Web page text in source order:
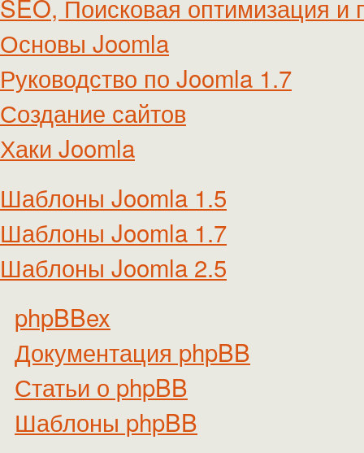
SEO, Поисковая оптимизация и
Основы Joomla
Руководство по Joomla 1.7
Создание сайтов
Хаки Joomla
Шаблоны Joomla 1.5
Шаблоны Joomla 1.7
Шаблоны Joomla 2.5
phpBBex
Документация phpBB
Статьи о phpBB
Шаблоны phpBB